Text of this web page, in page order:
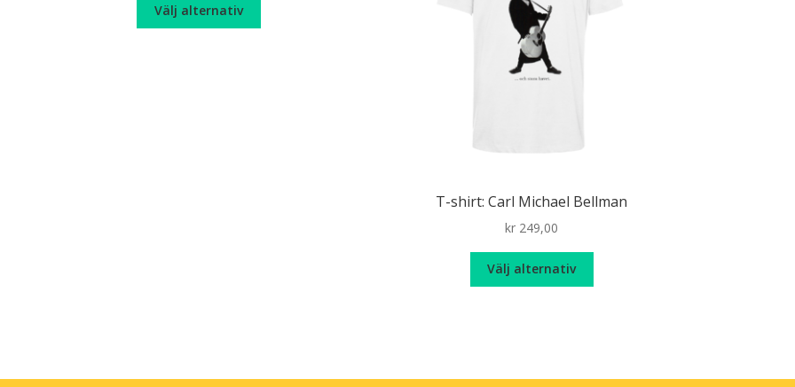
Välj alternativ
T-shirt: Carl Michael Bellman
kr 249,00
Välj alternativ
De